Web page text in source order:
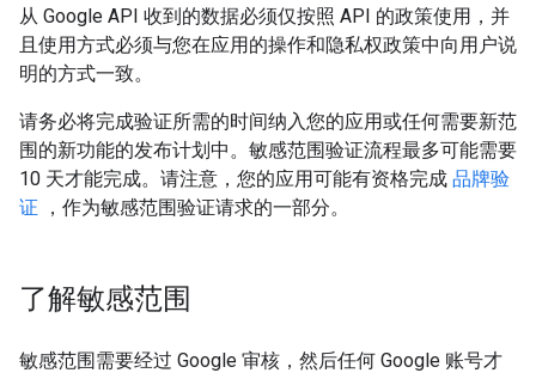
从 Google API 收到的数据必须仅按照 API 的政策使用，并
且使用方式必须与您在应用的操作和隐私权政策中向用户说
明的方式一致。
请务必将完成验证所需的时间纳入您的应用或任何需要新范
围的新功能的发布计划中。敏感范围验证流程最多可能需要
10 天才能完成。请注意，您的应用可能有资格完成 品牌验
证 ，作为敏感范围验证请求的一部分。
了解敏感范围
敏感范围需要经过 Google 审核，然后任何 Google 账号才